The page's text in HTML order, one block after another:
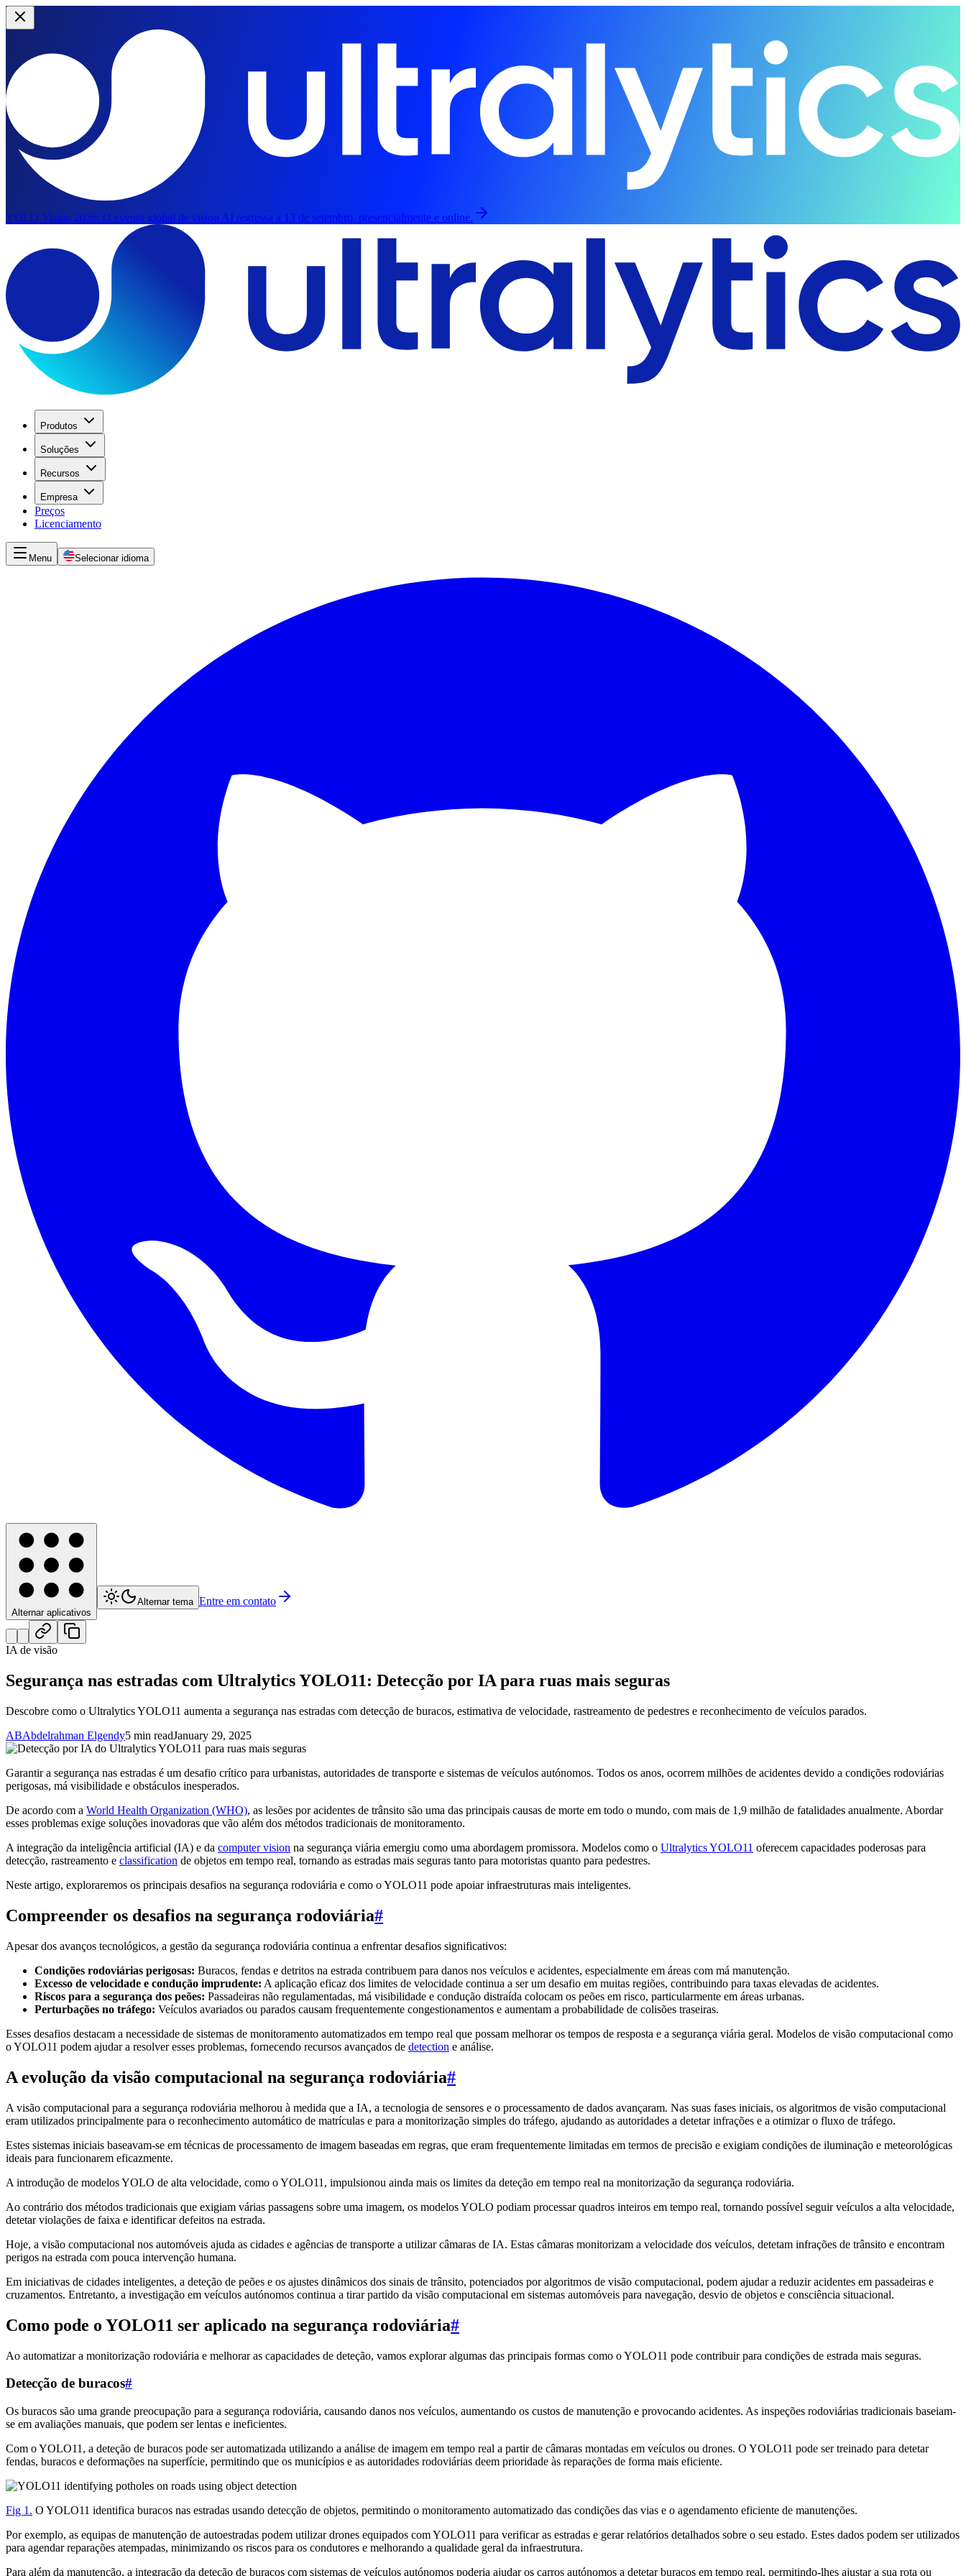
YOLO Vision 2026: O evento global de vision AI regressa a 13 de setembro, presencialmente e online.
Produtos
Soluções
Recursos
Empresa
Preços
Licenciamento
Menu Selecionar idioma
Alternar aplicativos
Alternar tema Entre em contato
IA de visão
Segurança nas estradas com Ultralytics YOLO11: Detecção por IA para ruas mais seguras
Descobre como o Ultralytics YOLO11 aumenta a segurança nas estradas com detecção de buracos, estimativa de velocidade, rastreamento de pedestres e reconhecimento de veículos parados.
ABAbdelrahman Elgendy5 min readJanuary 29, 2025
Garantir a segurança nas estradas é um desafio crítico para urbanistas, autoridades de transporte e sistemas de veículos autónomos. Todos os anos, ocorrem milhões de acidentes devido a condições rodoviárias
perigosas, má visibilidade e obstáculos inesperados.
De acordo com a World Health Organization (WHO), as lesões por acidentes de trânsito são uma das principais causas de morte em todo o mundo, com mais de 1,9 milhão de fatalidades anualmente. Abordar
esses problemas exige soluções inovadoras que vão além dos métodos tradicionais de monitoramento.
A integração da inteligência artificial (IA) e da computer vision na segurança viária emergiu como uma abordagem promissora. Modelos como o Ultralytics YOLO11 oferecem capacidades poderosas para
detecção, rastreamento e classification de objetos em tempo real, tornando as estradas mais seguras tanto para motoristas quanto para pedestres.
Neste artigo, exploraremos os principais desafios na segurança rodoviária e como o YOLO11 pode apoiar infraestruturas mais inteligentes.
Compreender os desafios na segurança rodoviária#
Apesar dos avanços tecnológicos, a gestão da segurança rodoviária continua a enfrentar desafios significativos:
Condições rodoviárias perigosas: Buracos, fendas e detritos na estrada contribuem para danos nos veículos e acidentes, especialmente em áreas com má manutenção.
Excesso de velocidade e condução imprudente: A aplicação eficaz dos limites de velocidade continua a ser um desafio em muitas regiões, contribuindo para taxas elevadas de acidentes.
Riscos para a segurança dos peões: Passadeiras não regulamentadas, má visibilidade e condução distraída colocam os peões em risco, particularmente em áreas urbanas.
Perturbações no tráfego: Veículos avariados ou parados causam frequentemente congestionamentos e aumentam a probabilidade de colisões traseiras.
Esses desafios destacam a necessidade de sistemas de monitoramento automatizados em tempo real que possam melhorar os tempos de resposta e a segurança viária geral. Modelos de visão computacional como
o YOLO11 podem ajudar a resolver esses problemas, fornecendo recursos avançados de detection e análise.
A evolução da visão computacional na segurança rodoviária#
A visão computacional para a segurança rodoviária melhorou à medida que a IA, a tecnologia de sensores e o processamento de dados avançaram. Nas suas fases iniciais, os algoritmos de visão computacional
eram utilizados principalmente para o reconhecimento automático de matrículas e para a monitorização simples do tráfego, ajudando as autoridades a detetar infrações e a otimizar o fluxo de tráfego.
Estes sistemas iniciais baseavam-se em técnicas de processamento de imagem baseadas em regras, que eram frequentemente limitadas em termos de precisão e exigiam condições de iluminação e meteorológicas
ideais para funcionarem eficazmente.
A introdução de modelos YOLO de alta velocidade, como o YOLO11, impulsionou ainda mais os limites da deteção em tempo real na monitorização da segurança rodoviária.
Ao contrário dos métodos tradicionais que exigiam várias passagens sobre uma imagem, os modelos YOLO podiam processar quadros inteiros em tempo real, tornando possível seguir veículos a alta velocidade,
detetar violações de faixa e identificar defeitos na estrada.
Hoje, a visão computacional nos automóveis ajuda as cidades e agências de transporte a utilizar câmaras de IA. Estas câmaras monitorizam a velocidade dos veículos, detetam infrações de trânsito e encontram
perigos na estrada com pouca intervenção humana.
Em iniciativas de cidades inteligentes, a deteção de peões e os ajustes dinâmicos dos sinais de trânsito, potenciados por algoritmos de visão computacional, podem ajudar a reduzir acidentes em passadeiras e
cruzamentos. Entretanto, a investigação em veículos autónomos continua a tirar partido da visão computacional em sistemas automóveis para navegação, desvio de objetos e consciência situacional.
Como pode o YOLO11 ser aplicado na segurança rodoviária#
Ao automatizar a monitorização rodoviária e melhorar as capacidades de deteção, vamos explorar algumas das principais formas como o YOLO11 pode contribuir para condições de estrada mais seguras.
Detecção de buracos#
Os buracos são uma grande preocupação para a segurança rodoviária, causando danos nos veículos, aumentando os custos de manutenção e provocando acidentes. As inspeções rodoviárias tradicionais baseiam-
se em avaliações manuais, que podem ser lentas e ineficientes.
Com o YOLO11, a deteção de buracos pode ser automatizada utilizando a análise de imagem em tempo real a partir de câmaras montadas em veículos ou drones. O YOLO11 pode ser treinado para detetar
fendas, buracos e deformações na superfície, permitindo que os municípios e as autoridades rodoviárias deem prioridade às reparações de forma mais eficiente.
Fig 1. O YOLO11 identifica buracos nas estradas usando detecção de objetos, permitindo o monitoramento automatizado das condições das vias e o agendamento eficiente de manutenções.
Por exemplo, as equipas de manutenção de autoestradas podem utilizar drones equipados com YOLO11 para verificar as estradas e gerar relatórios detalhados sobre o seu estado. Estes dados podem ser utilizados
para agendar reparações atempadas, minimizando os riscos para os condutores e melhorando a qualidade geral da infraestrutura.
Para além da manutenção, a integração da deteção de buracos com sistemas de veículos autónomos poderia ajudar os carros autónomos a detetar buracos em tempo real, permitindo-lhes ajustar a sua rota ou